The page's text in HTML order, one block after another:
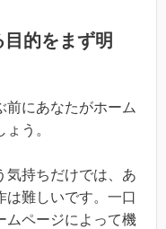
的をまず明
前にあなたがホーム
う。
気持ちだけでは、あ
は難しいです。一口
ムページによって機